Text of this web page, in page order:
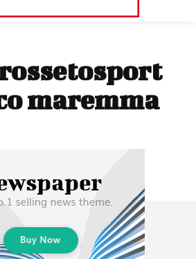
maremma